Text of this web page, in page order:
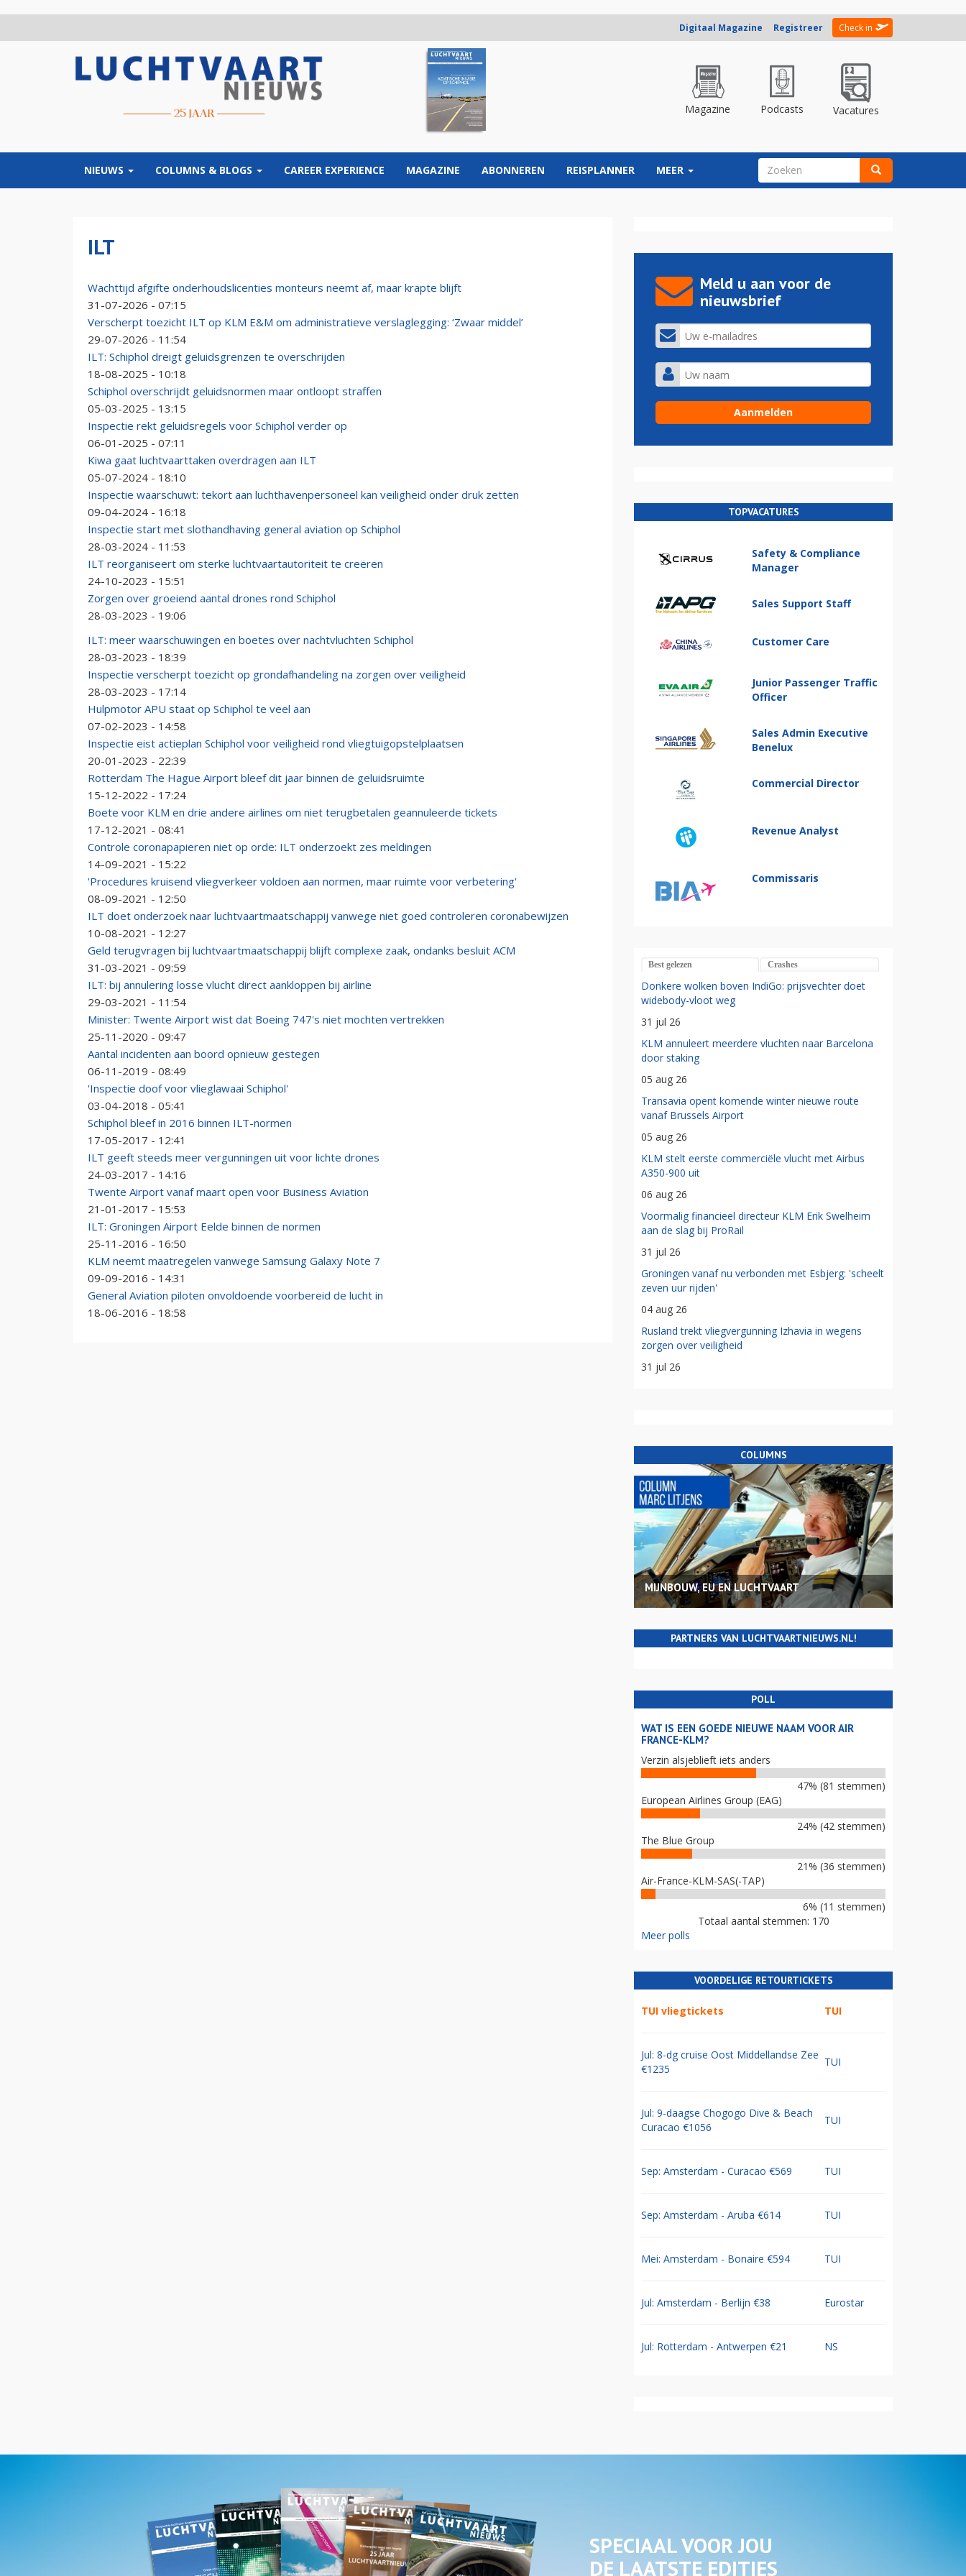
Digitaal Magazine Registreer Check in
Magazine Podcasts Vacatures
NIEUWS COLUMNS & BLOGS CAREER EXPERIENCE MAGAZINE ABONNEREN REISPLANNER MEER ZOEKVELD
ILT
Wachttijd afgifte onderhoudslicenties monteurs neemt af, maar krapte blijft
31-07-2026 - 07:15
Verscherpt toezicht ILT op KLM E&M om administratieve verslaglegging: ‘Zwaar middel’
29-07-2026 - 11:54
ILT: Schiphol dreigt geluidsgrenzen te overschrijden
18-08-2025 - 10:18
Schiphol overschrijdt geluidsnormen maar ontloopt straffen
05-03-2025 - 13:15
Inspectie rekt geluidsregels voor Schiphol verder op
06-01-2025 - 07:11
Kiwa gaat luchtvaarttaken overdragen aan ILT
05-07-2024 - 18:10
Inspectie waarschuwt: tekort aan luchthavenpersoneel kan veiligheid onder druk zetten
09-04-2024 - 16:18
Inspectie start met slothandhaving general aviation op Schiphol
28-03-2024 - 11:53
ILT reorganiseert om sterke luchtvaartautoriteit te creëren
24-10-2023 - 15:51
Zorgen over groeiend aantal drones rond Schiphol
28-03-2023 - 19:06
ILT: meer waarschuwingen en boetes over nachtvluchten Schiphol
28-03-2023 - 18:39
Inspectie verscherpt toezicht op grondafhandeling na zorgen over veiligheid
28-03-2023 - 17:14
Hulpmotor APU staat op Schiphol te veel aan
07-02-2023 - 14:58
Inspectie eist actieplan Schiphol voor veiligheid rond vliegtuigopstelplaatsen
20-01-2023 - 22:39
Rotterdam The Hague Airport bleef dit jaar binnen de geluidsruimte
15-12-2022 - 17:24
Boete voor KLM en drie andere airlines om niet terugbetalen geannuleerde tickets
17-12-2021 - 08:41
Controle coronapapieren niet op orde: ILT onderzoekt zes meldingen
14-09-2021 - 15:22
'Procedures kruisend vliegverkeer voldoen aan normen, maar ruimte voor verbetering'
08-09-2021 - 12:50
ILT doet onderzoek naar luchtvaartmaatschappij vanwege niet goed controleren coronabewijzen
10-08-2021 - 12:27
Geld terugvragen bij luchtvaartmaatschappij blijft complexe zaak, ondanks besluit ACM
31-03-2021 - 09:59
ILT: bij annulering losse vlucht direct aankloppen bij airline
29-03-2021 - 11:54
Minister: Twente Airport wist dat Boeing 747's niet mochten vertrekken
25-11-2020 - 09:47
Aantal incidenten aan boord opnieuw gestegen
06-11-2019 - 08:49
'Inspectie doof voor vlieglawaai Schiphol'
03-04-2018 - 05:41
Schiphol bleef in 2016 binnen ILT-normen
17-05-2017 - 12:41
ILT geeft steeds meer vergunningen uit voor lichte drones
24-03-2017 - 14:16
Twente Airport vanaf maart open voor Business Aviation
21-01-2017 - 15:53
ILT: Groningen Airport Eelde binnen de normen
25-11-2016 - 16:50
KLM neemt maatregelen vanwege Samsung Galaxy Note 7
09-09-2016 - 14:31
General Aviation piloten onvoldoende voorbereid de lucht in
18-06-2016 - 18:58
Meld u aan voor de
nieuwsbrief
TOPVACATURES
Safety & Compliance
Manager
Sales Support Staff
Customer Care
Junior Passenger Traffic
Officer
Sales Admin Executive
Benelux
Commercial Director
Revenue Analyst
Commissaris
Best gelezen Crashes
Donkere wolken boven IndiGo: prijsvechter doet
widebody-vloot weg
31 jul 26
KLM annuleert meerdere vluchten naar Barcelona
door staking
05 aug 26
Transavia opent komende winter nieuwe route
vanaf Brussels Airport
05 aug 26
KLM stelt eerste commerciële vlucht met Airbus
A350-900 uit
06 aug 26
Voormalig financieel directeur KLM Erik Swelheim
aan de slag bij ProRail
31 jul 26
Groningen vanaf nu verbonden met Esbjerg: 'scheelt
zeven uur rijden'
04 aug 26
Rusland trekt vliegvergunning Izhavia in wegens
zorgen over veiligheid
31 jul 26
COLUMNS
MIJNBOUW, EU EN LUCHTVAART
PARTNERS VAN LUCHTVAARTNIEUWS.NL!
POLL
WAT IS EEN GOEDE NIEUWE NAAM VOOR AIR
FRANCE-KLM?
Verzin alsjeblieft iets anders
47% (81 stemmen)
European Airlines Group (EAG)
24% (42 stemmen)
The Blue Group
21% (36 stemmen)
Air-France-KLM-SAS(-TAP)
6% (11 stemmen)
Totaal aantal stemmen: 170
Meer polls
VOORDELIGE RETOURTICKETS
TUI vliegtickets TUI
Jul: 8-dg cruise Oost Middellandse Zee
€1235
TUI
Jul: 9-daagse Chogogo Dive & Beach
Curacao €1056
TUI
Sep: Amsterdam - Curacao €569 TUI
Sep: Amsterdam - Aruba €614 TUI
Mei: Amsterdam - Bonaire €594 TUI
Jul: Amsterdam - Berlijn €38 Eurostar
Jul: Rotterdam - Antwerpen €21 NS
SPECIAAL VOOR JOU
DE LAATSTE EDITIES